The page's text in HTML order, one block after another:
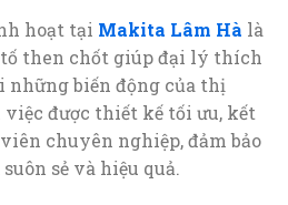
hoạt tại Makita Lâm Hà là
then chốt giúp đại lý thích
biến động của thị
được thiết kế tối ưu, kết
chuyên nghiệp, đảm bảo
sẻ và hiệu quả.